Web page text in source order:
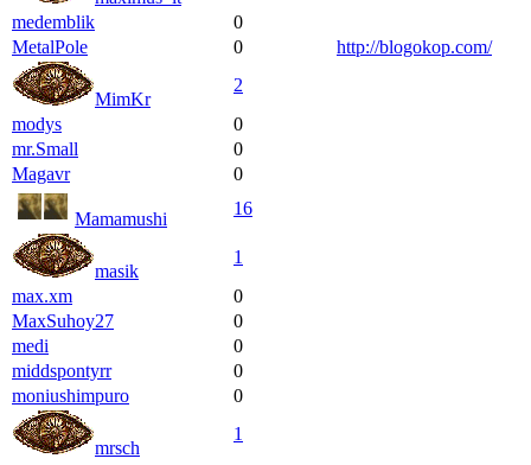
medemblik
0
MetalPole
0 http://blogokop.com/
MimKr
2
modys
0
mr.Small
0
Magavr
0
Mamamushi
16
masik
1
max.xm
0
MaxSuhoy27
0
medi
0
middspontyrr
0
moniushimpuro
0
mrsch
1